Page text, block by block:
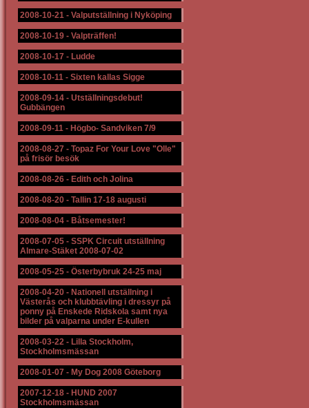
2008-10-21 - Valputställning i Nyköping
2008-10-19 - Valpträffen!
2008-10-17 - Ludde
2008-10-11 - Sixten kallas Sigge
2008-09-14 - Utställningsdebut!
Gubbängen
2008-09-11 - Högbo- Sandviken 7/9
2008-08-27 - Topaz For Your Love "Olle"
på frisör besök
2008-08-26 - Edith och Jolina
2008-08-20 - Tallin 17-18 augusti
2008-08-04 - Båtsemester!
2008-07-05 - SSPK Circuit utställning
Almare-Stäket 2008-07-02
2008-05-25 - Österbybruk 24-25 maj
2008-04-20 - Nationell utställning i
Västerås och klubbtävling i dressyr på
ponny på Enskede Ridskola samt nya
bilder på valparna under E-kullen
2008-03-22 - Lilla Stockholm,
Stockholmsmässan
2008-01-07 - My Dog 2008 Göteborg
2007-12-18 - HUND 2007
Stockholmsmässan